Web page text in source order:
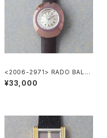
<2006-2971> RADO BALVB
OA
¥33,000